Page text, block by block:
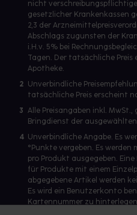
nicht
gesetzlicher Krankenkassen
2,3 der
Abschlags zugunsten der
i.H.v. 5% bei
Tagen. Der tatsächliche
Apotheke.
2 Unverbindliche
tatsächliche Preis erscheint
3 Alle Preisangaben inkl.
Bringdienst der
4 Unverbindliche Angabe. Es
°Punkte vergeben. Es werden
pro Produkt ausgegeben.
für Produkte mit einem
abgegebene Artikel werden
Es wird ein Benutzerkonto
Kartennummer zu